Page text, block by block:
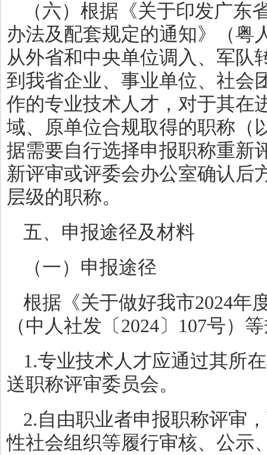
（六）根据《关于印发广东
办法及配套规定的通知》（粤
从外省和中央单位调入、军队
到我省企业、事业单位、社会
作的专业技术人才，对于其在
域、原单位合规取得的职称（
据需要自行选择申报职称重新
新评审或评委会办公室确认后
层级的职称。
五、申报途径及材料
（一）申报途径
根据《关于做好我市2024年
（中人社发〔2024〕107号）
1.专业技术人才应通过其所
送职称评审委员会。
2.自由职业者申报职称评审
性社会组织等履行审核、公示